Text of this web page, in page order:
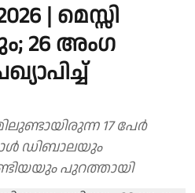
| മെസ്സി
26 അംഗ
17 പേര്‍
ഡിബാലയും
പുറത്തായി